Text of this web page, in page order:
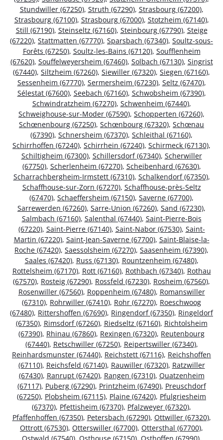
Stundwiller (67250), Struth (67290), Strasbourg (67200),
Strasbourg (67100), Strasbourg (67000), Stotzheim (67140),
Still (67190), Steinseltz (67160), Steinbourg (67790), Steige
(67220), Stattmatten (67770), Sparsbach (67340), Soultz-sous-
Forêts (67250), Soultz-les-Bains (67120), Soufflenheim
(67620), Souffelweyersheim (67460), Solbach (67130), Singrist
(67440), Siltzheim (67260), Siewiller (67320), Siegen (67160),
Sessenheim (67770), Sermersheim (67230), Seltz (67470),
Sélestat (67600), Seebach (67160), Schwobsheim (67390),
Schwindratzheim (67270), Schwenheim (67440),
Schweighouse-sur-Moder (67590), Schopperten (67260),
Schœnenbourg (67250), Schœnbourg (67320), Schœnau
(67390), Schnersheim (67370), Schleithal (67160),
Schirrhoffen (67240), Schirrhein (67240), Schirmeck (67130),
Schiltigheim (67300), Schillersdorf (67340), Scherwiller
(67750), Scherlenheim (67270), Scheibenhard (67630),
Scharrachbergheim-Irmstett (67310), Schalkendorf (67350),
Schaffhouse-sur-Zorn (67270), Schaffhouse-près-Seltz
(67470), Schaeffersheim (67150), Saverne (67700),
Sarrewerden (67260), Sarre-Union (67260), Sand (67230),
Salmbach (67160), Salenthal (67440), Saint-Pierre-Bois
(67220), Saint-Pierre (67140), Saint-Nabor (67530), Saint-
Martin (67220), Saint-Jean-Saverne (67700), Saint-Blaise-la-
Roche (67420), Saessolsheim (67270), Saasenheim (67390),
Saales (67420), Russ (67130), Rountzenheim (67480),
Rottelsheim (67170), Rott (67160), Rothbach (67340), Rothau
(67570), Rosteig (67290), Rossfeld (67230), Rosheim (67560),
Rosenwiller (67560), Roppenheim (67480), Romanswiller
(67310), Rohrwiller (67410), Rohr (67270), Roeschwoog
(67480), Rittershoffen (67690), Ringendorf (67350), Ringeldorf
(67350), Rimsdorf (67260), Riedseltz (67160), Richtolsheim
(67390), Rhinau (67860), Rexingen (67320), Reutenbourg
(67440), Retschwiller (67250), Reipertswiller (67340),
Reinhardsmunster (67440), Reichstett (67116), Reichshoffen
(67110), Reichsfeld (67140), Rauwiller (67320), Ratzwiller
(67430), Ranrupt (67420), Rangen (67310), Quatzenheim
(67117), Puberg (67290), Printzheim (67490), Preuschdorf
(67250), Plobsheim (67115), Plaine (67420), Pfulgriesheim
(67370), Pfettisheim (67370), Pfalzweyer (67320),
Pfaffenhoffen (67350), Petersbach (67290), Ottwiller (67320),
Ottrott (67530), Otterswiller (67700), Ottersthal (67700),